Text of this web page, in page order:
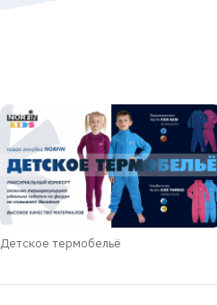
Детское термобельё